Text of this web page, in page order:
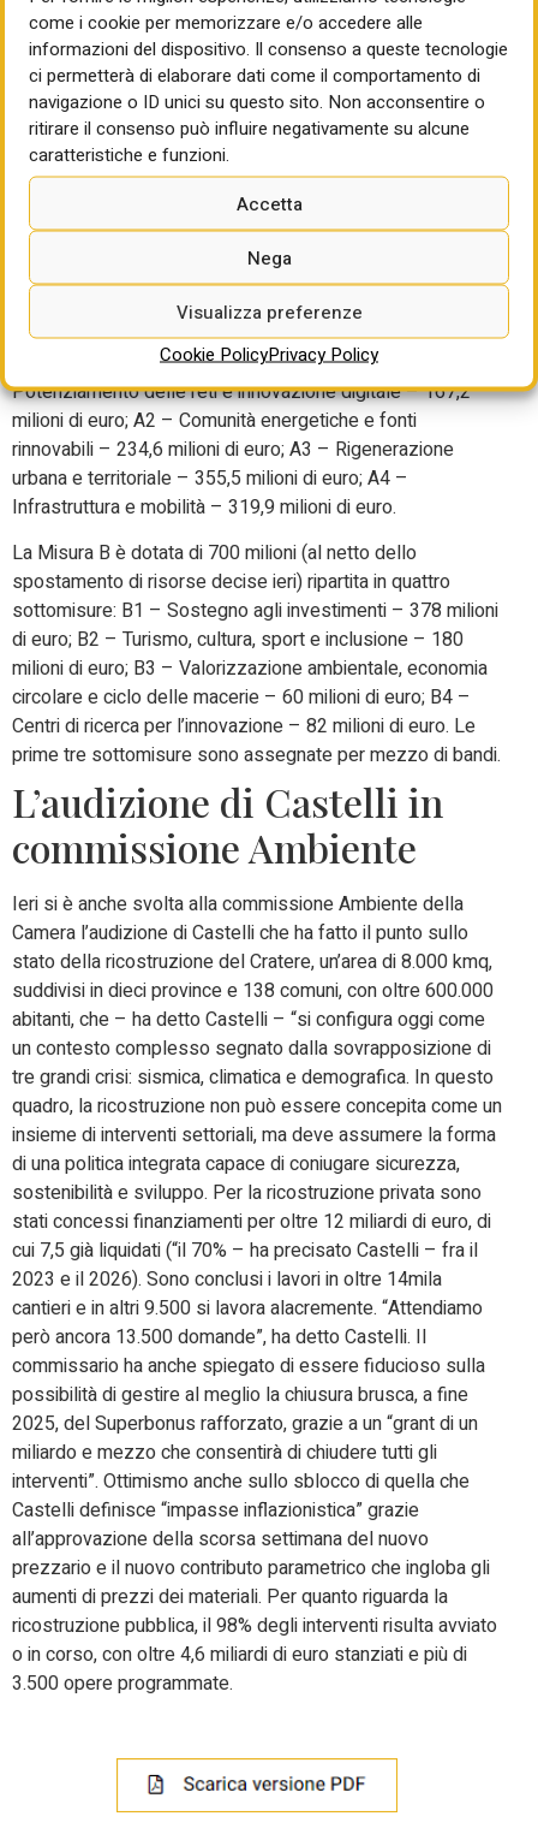
come i cookie per memorizzare e/o accedere alle
informazioni del dispositivo. Il consenso a queste tecnologie
ci permetterà di elaborare dati come il comportamento di
navigazione o ID unici su questo sito. Non acconsentire o
ritirare il consenso può influire negativamente su alcune
caratteristiche e funzioni.
Accetta
Nega
Visualizza preferenze
Cookie PolicyPrivacy Policy
ecologica e digitale e della prevenzione dei rischi,
valorizzando l’ambiente e i beni culturali, per dare
all’Appennino Centrale una nuova prospettiva di
popolamento e di crescita economica”. Il finanziamento
di 1 miliardo e 780 milioni di euro,derivante dal FNC, offre
alle imprese e alle amministrazioni pubbliche “risorse
aggiuntive e complementari rispetto a quelle già stanziate
per gli interventi di ricostruzione post sisma, pubblici e
privati, e a quelle previste dagli strumenti nazionali,
compresi quelli finanziati dal PNRR nazionale”.
Il programma è diviso in due parti. La Misura A è dotata di 1
miliardo e 80 milioni di euro, così ripartiti: A1 –
Potenziamento delle reti e innovazione digitale – 167,2
milioni di euro; A2 – Comunità energetiche e fonti
rinnovabili – 234,6 milioni di euro; A3 – Rigenerazione
urbana e territoriale – 355,5 milioni di euro; A4 –
Infrastruttura e mobilità – 319,9 milioni di euro.
La Misura B è dotata di 700 milioni (al netto dello
spostamento di risorse decise ieri) ripartita in quattro
sottomisure: B1 – Sostegno agli investimenti – 378 milioni
di euro; B2 – Turismo, cultura, sport e inclusione – 180
milioni di euro; B3 – Valorizzazione ambientale, economia
circolare e ciclo delle macerie – 60 milioni di euro; B4 –
Centri di ricerca per l’innovazione – 82 milioni di euro. Le
prime tre sottomisure sono assegnate per mezzo di bandi.
L’audizione di Castelli in
commissione Ambiente
Ieri si è anche svolta alla commissione Ambiente della
Camera l’audizione di Castelli che ha fatto il punto sullo
stato della ricostruzione del Cratere, un’area di 8.000 kmq,
suddivisi in dieci province e 138 comuni, con oltre 600.000
abitanti, che – ha detto Castelli – “si configura oggi come
un contesto complesso segnato dalla sovrapposizione di
tre grandi crisi: sismica, climatica e demografica. In questo
quadro, la ricostruzione non può essere concepita come un
insieme di interventi settoriali, ma deve assumere la forma
di una politica integrata capace di coniugare sicurezza,
sostenibilità e sviluppo. Per la ricostruzione privata sono
stati concessi finanziamenti per oltre 12 miliardi di euro, di
cui 7,5 già liquidati (“il 70% – ha precisato Castelli – fra il
2023 e il 2026). Sono conclusi i lavori in oltre 14mila
cantieri e in altri 9.500 si lavora alacremente. “Attendiamo
però ancora 13.500 domande”, ha detto Castelli. Il
commissario ha anche spiegato di essere fiducioso sulla
possibilità di gestire al meglio la chiusura brusca, a fine
2025, del Superbonus rafforzato, grazie a un “grant di un
miliardo e mezzo che consentirà di chiudere tutti gli
interventi”. Ottimismo anche sullo sblocco di quella che
Castelli definisce “impasse inflazionistica” grazie
all’approvazione della scorsa settimana del nuovo
prezzario e il nuovo contributo parametrico che ingloba gli
aumenti di prezzi dei materiali. Per quanto riguarda la
ricostruzione pubblica, il 98% degli interventi risulta avviato
o in corso, con oltre 4,6 miliardi di euro stanziati e più di
3.500 opere programmate.